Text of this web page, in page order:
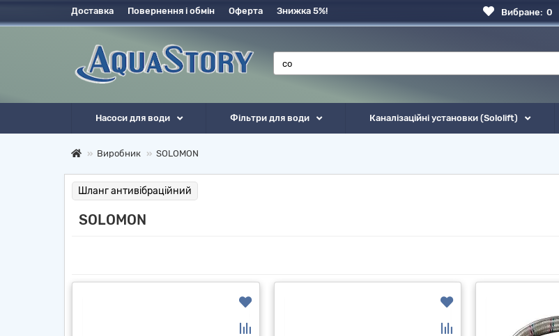
Вибране: 0
Доставка Повернення і обмін Оферта Знижка 5%!
Насоси для води Фільтри для води Каналізаційні установки (Sololift)
Виробник SOLOMON
Шланг антивібраційний
SOLOMON